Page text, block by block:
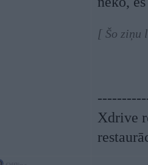
[ Šo ziņu
Xdrive